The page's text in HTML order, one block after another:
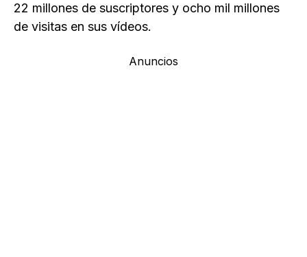
22 millones de suscriptores y ocho mil millones
de visitas en sus vídeos.
Anuncios